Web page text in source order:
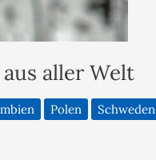
aller Welt
Polen Schweden